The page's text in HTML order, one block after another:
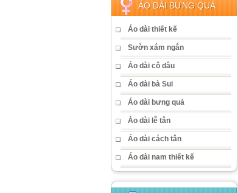
ÁO DÀI BƯNG QUẢ
Áo dài thiết kế
Sườn xám ngắn
Áo dài cô dâu
Áo dài bà Sui
Áo dài bưng quả
Áo dài lễ tân
Áo dài cách tân
Áo dài nam thiết kế